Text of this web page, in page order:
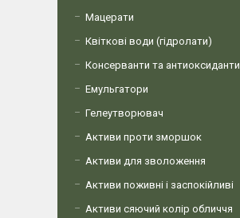
Мацерати
Квіткові води (гідролати)
Консерванти та антиоксиданти
Емульгатори
Гелеутворювач
Активи проти зморшок
Активи для зволоження
Активи поживні і заспокійливі
Активи сяючий колір обличчя